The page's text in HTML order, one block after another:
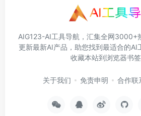
AIG123-AI工具导航，汇集全网3000+
更新最新AI产品，助您找到最适合的
收藏本站到浏览器书签
关于我们 免责申明 合作联